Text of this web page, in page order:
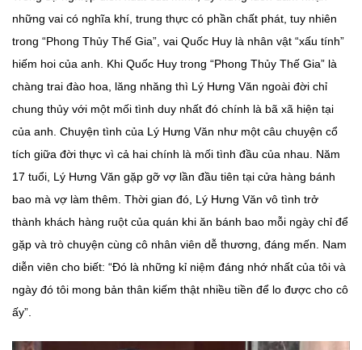
những vai có nghĩa khí, trung thực có phần chất phát, tuy nhiên
trong “Phong Thủy Thế Gia”, vai Quốc Huy là nhân vật “xấu tính”
hiếm hoi của anh. Khi Quốc Huy trong “Phong Thủy Thế Gia” là
chàng trai đào hoa, lăng nhăng thì Lý Hưng Văn ngoài đời chỉ
chung thủy với một mối tình duy nhất đó chính là bã xã hiện tại
của anh. Chuyện tình của Lý Hưng Văn như một câu chuyện cổ
tích giữa đời thực vì cả hai chính là mối tình đầu của nhau. Năm
17 tuổi, Lý Hưng Văn gặp gỡ vợ lần đầu tiên tại cửa hàng bánh
bao mà vợ làm thêm. Thời gian đó, Lý Hưng Văn vô tình trở
thành khách hàng ruột của quán khi ăn bánh bao mỗi ngày chỉ để
gặp và trò chuyện cùng cô nhân viên dễ thương, đáng mến. Nam
diễn viên cho biết: “Đó là những kỉ niệm đáng nhớ nhất của tôi và
ngày đó tôi mong bản thân kiếm thật nhiều tiền để lo được cho cô
ấy”.